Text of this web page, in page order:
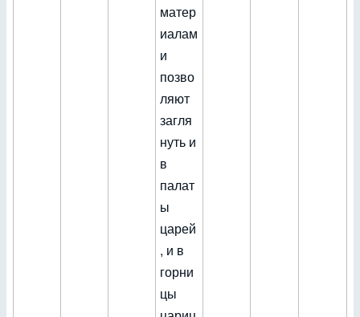
матер
иалам
и
позво
ляют
загля
нуть и
в
палат
ы
царей
, и в
горни
цы